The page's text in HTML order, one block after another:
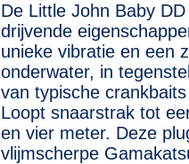
De Little John Baby
drijvende
unieke vibratie en een
onderwater, in
van typische
Loopt snaarstrak tot
en vier meter. Deze
vlijmscherpe